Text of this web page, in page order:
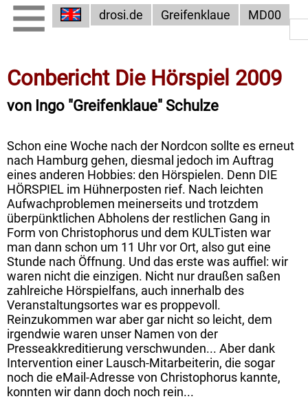
drosi.de Greifenklaue MD00
Conbericht Die Hörspiel 2009
von Ingo "Greifenklaue" Schulze
Schon eine Woche nach der Nordcon sollte es erneut
nach Hamburg gehen, diesmal jedoch im Auftrag
eines anderen Hobbies: den Hörspielen. Denn DIE
HÖRSPIEL im Hühnerposten rief. Nach leichten
Aufwachproblemen meinerseits und trotzdem
überpünktlichen Abholens der restlichen Gang in
Form von Christophorus und dem KULTisten war
man dann schon um 11 Uhr vor Ort, also gut eine
Stunde nach Öffnung. Und das erste was auffiel: wir
waren nicht die einzigen. Nicht nur draußen saßen
zahlreiche Hörspielfans, auch innerhalb des
Veranstaltungsortes war es proppevoll.
Reinzukommen war aber gar nicht so leicht, dem
irgendwie waren unser Namen von der
Presseakkreditierung verschwunden... Aber dank
Intervention einer Lausch-Mitarbeiterin, die sogar
noch die eMail-Adresse von Christophorus kannte,
konnten wir dann doch noch rein...